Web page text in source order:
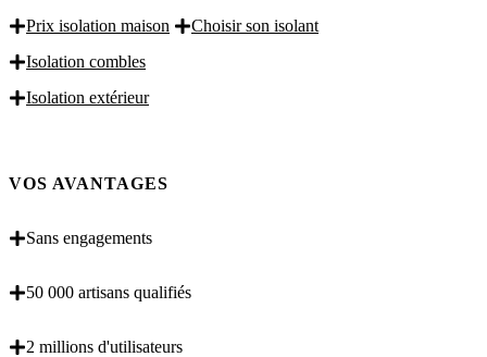
Prix isolation maison
Choisir son isolant
Isolation combles
Isolation extérieur
VOS AVANTAGES
Sans engagements
50 000 artisans qualifiés
2 millions d'utilisateurs